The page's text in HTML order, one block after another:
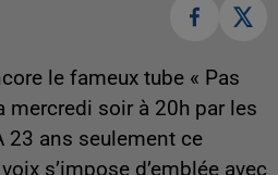
le fameux tube « Pas
mercredi soir à 20h par les
23 ans seulement ce
s’impose d’emblée avec